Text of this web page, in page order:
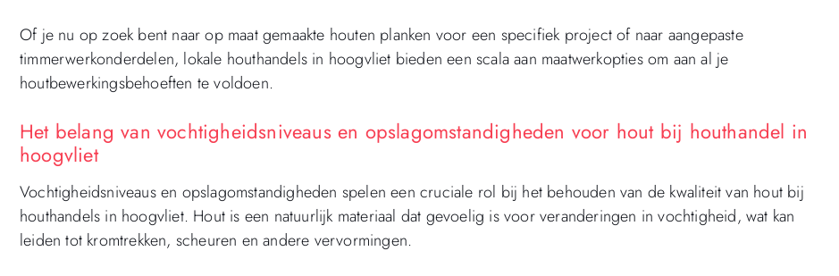
Of je nu op zoek bent naar op maat gemaakte houten planken voor een specifiek project of naar aangepaste
timmerwerkonderdelen, lokale houthandels in hoogvliet bieden een scala aan maatwerkopties om aan al je
houtbewerkingsbehoeften te voldoen.
Het belang van vochtigheidsniveaus en opslagomstandigheden voor hout bij houthandel in
hoogvliet
Vochtigheidsniveaus en opslagomstandigheden spelen een cruciale rol bij het behouden van de kwaliteit van hout bij
houthandels in hoogvliet. Hout is een natuurlijk materiaal dat gevoelig is voor veranderingen in vochtigheid, wat kan
leiden tot kromtrekken, scheuren en andere vervormingen.